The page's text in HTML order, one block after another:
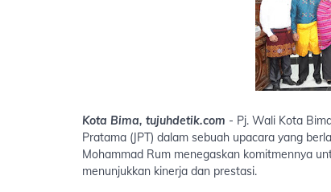
Kota Bima, tujuhdetik.com - Pj. Wali Kota
Pratama (JPT) dalam sebuah upacara yang
Mohammad Rum menegaskan komitmennya
menunjukkan kinerja dan prestasi.